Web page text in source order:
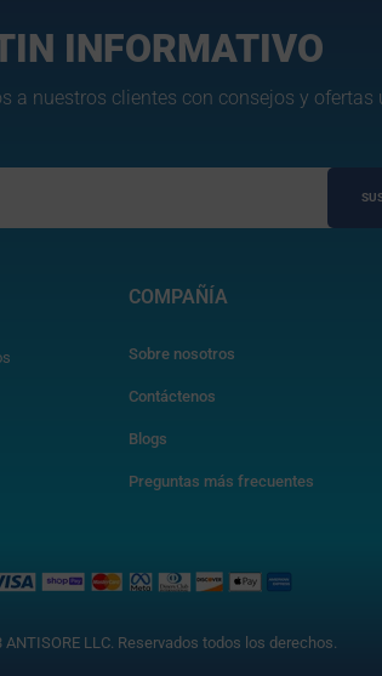
INFORMATIVO
a nuestros clientes con consejos y ofertas
COMPAÑÍA
Sobre nosotros
Contáctenos
Blogs
Preguntas más frecuentes
LLC. Reservados todos los derechos.